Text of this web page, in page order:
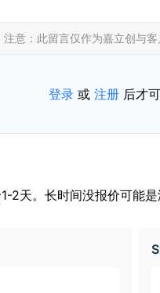
注意：此留言仅作为嘉立创与
登录或 注册后才可
2天。长时间没报价可能是